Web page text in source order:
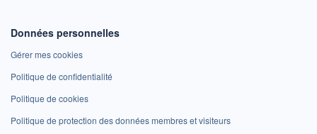
Données personnelles
Gérer mes cookies
Politique de confidentialité
Politique de cookies
Politique de protection des données membres et visiteurs